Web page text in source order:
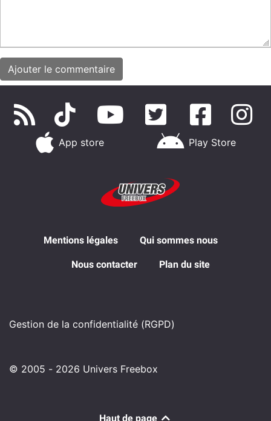
App store Play Store
Mentions légales Qui sommes nous
Nous contacter Plan du site
Gestion de la confidentialité (RGPD)
© 2005 - 2026 Univers Freebox
Haut de page